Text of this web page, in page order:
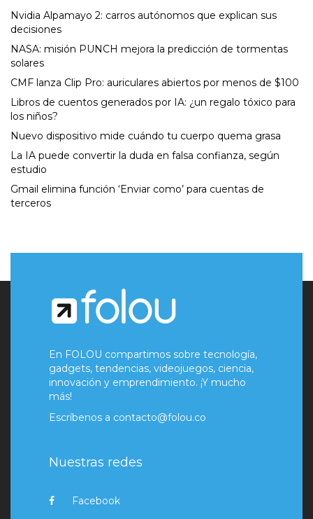
Nvidia Alpamayo 2: carros autónomos que explican sus
decisiones
NASA: misión PUNCH mejora la predicción de tormentas
solares
CMF lanza Clip Pro: auriculares abiertos por menos de $100
Libros de cuentos generados por IA: ¿un regalo tóxico para
los niños?
Nuevo dispositivo mide cuándo tu cuerpo quema grasa
La IA puede convertir la duda en falsa confianza, según
estudio
Gmail elimina función ‘Enviar como’ para cuentas de
terceros
En FOLOU compartimos sobre tecnología,
gadgets, tendencias, videojuegos, ciencia,
innovación y emprendimiento. ¡Y mucho
más!
Escríbenos a contacto@folou.co
Nuestras redes
Facebook